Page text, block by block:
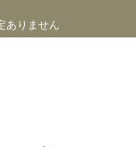
ありません